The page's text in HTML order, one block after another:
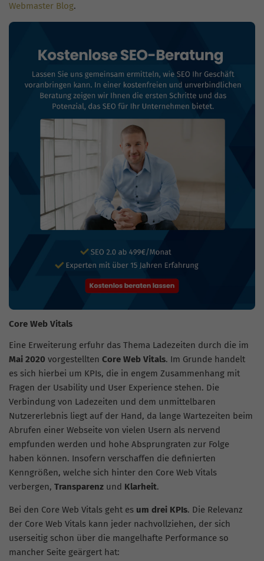
Webmaster Blog.
Core Web Vitals
Eine Erweiterung erfuhr das Thema Ladezeiten durch die im
Mai 2020 vorgestellten Core Web Vitals. Im Grunde handelt
es sich hierbei um KPIs, die in engem Zusammenhang mit
Fragen der Usability und User Experience stehen. Die
Verbindung von Ladezeiten und dem unmittelbaren
Nutzererlebnis liegt auf der Hand, da lange Wartezeiten beim
Abrufen einer Webseite von vielen Usern als nervend
empfunden werden und hohe Absprungraten zur Folge
haben können. Insofern verschaffen die definierten
Kenngrößen, welche sich hinter den Core Web Vitals
verbergen, Transparenz und Klarheit.
Bei den Core Web Vitals geht es um drei KPIs. Die Relevanz
der Core Web Vitals kann jeder nachvollziehen, der sich
userseitig schon über die mangelhafte Performance so
mancher Seite geärgert hat: